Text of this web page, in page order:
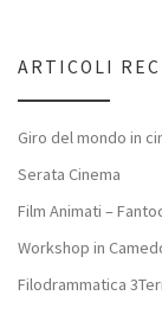
ARTICOLI
Giro del mondo in
Serata Cinema
Film Animati –
Workshop in
Filodrammatica